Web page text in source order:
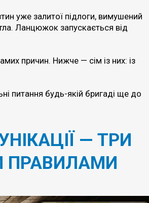
уже залитої підлоги, вимушений
Ланцюжок запускається від
причин. Нижче — сім із них: із
питання будь-якій бригаді ще до
— ТРИ
ПРАВИЛАМИ